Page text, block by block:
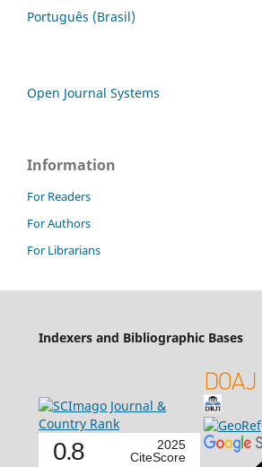
Português (Brasil)
Open Journal Systems
Information
For Readers
For Authors
For Librarians
Indexers and Bibliographic Bases
0.8
2025
CiteScore